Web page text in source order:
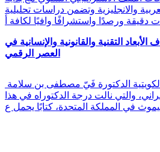
العربية والانجليزية وتضمن دراسات تحليلية
ورصدًا واستشرافًا وافيًا لكافة أ
التقنية والقانونية والإنسانية في
العصر الرقمي
والتي نالت درجة الدكتوراه في هذا
في المملكة المتحدة، كتابًا يحمل ع